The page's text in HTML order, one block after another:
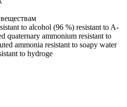
to alcohol (96 %) resistant to A-
quaternary ammonium resistant to
ammonia resistant to soapy water
to hydroge